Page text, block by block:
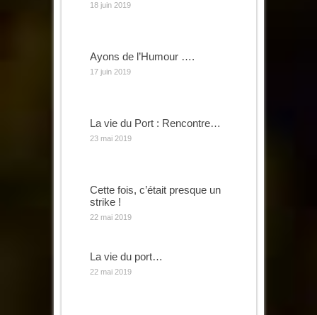
18 juin 2019
Ayons de l’Humour ….
17 juin 2019
La vie du Port : Rencontre…
23 mai 2019
Cette fois, c’était presque un
strike !
22 mai 2019
La vie du port…
22 mai 2019